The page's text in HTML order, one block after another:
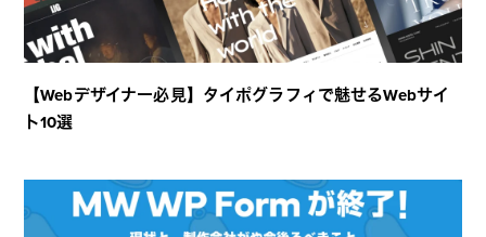
【Webデザイナー必見】タイポグラフィで魅せるWebサイ
ト10選